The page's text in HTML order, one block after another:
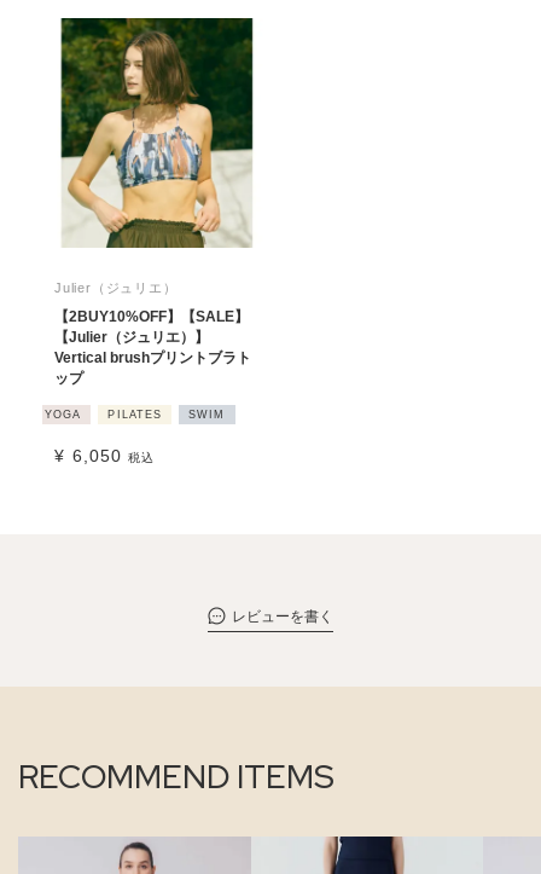
Julier（ジュリエ）
【2BUY10%OFF】【SALE】
【Julier（ジュリエ）】
Vertical brushプリントブラト
ップ
YOGA PILATES SWIM
¥ 6,050 税込
レビューを書く
RECOMMEND ITEMS